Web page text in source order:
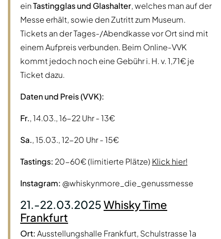
einTastingglas und Glashalter, welches man auf der
Messe erhält, sowie den Zutritt zum Museum.
Tickets an der Tages-/Abendkasse vor Ort sind mit
einem Aufpreis verbunden. Beim Online-VVK
kommt jedoch noch eine Gebühr i. H. v. 1,71€ je
Ticket dazu.
Daten und Preis (VVK):
Fr., 14.03., 16-22 Uhr - 13€
Sa., 15.03., 12-20 Uhr - 15€
Tastings: 20-60€ (limitierte Plätze) Klick hier!
Instagram: @whiskynmore_die_genussmesse
21.-22.03.2025Whisky Time
Frankfurt
Ort:Ausstellungshalle Frankfurt, Schulstrasse 1a